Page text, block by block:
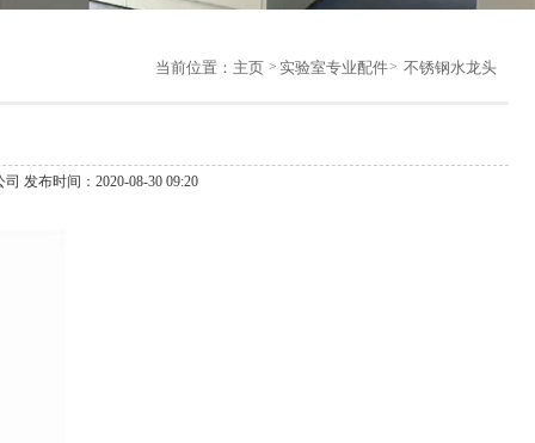
当前位置： 主页 实验室专业配件 不锈钢水龙头
发布时间：2020-08-30 09:20